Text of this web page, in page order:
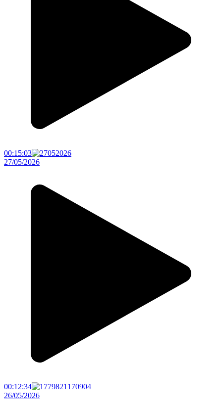
00:15:03
27/05/2026
00:12:34
26/05/2026